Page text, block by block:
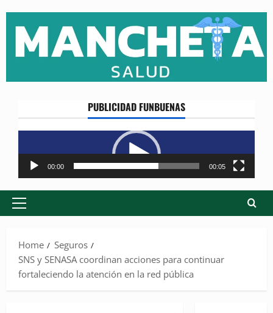
content
PUBLICIDAD FUNBUENAS
Reproductor
de
vídeo
00:00 00:05
Primary
Home
Seguros
SNS y SENASA coordinan acciones para continuar
fortaleciendo la atención en la red pública